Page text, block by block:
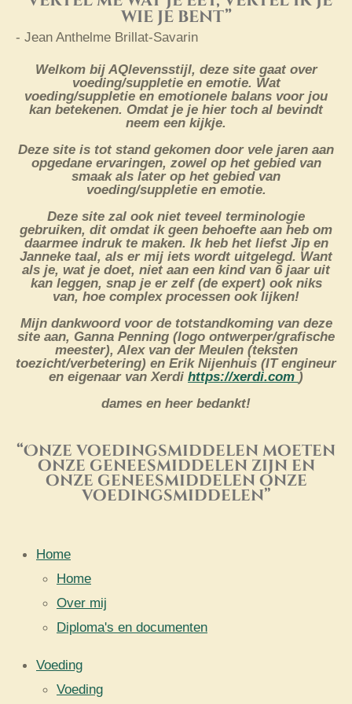
l
a
p
i
o
s
r
l
c
r
n
wie je bent”
- Jean Anthelme Brillat-Savarin
Welkom bij AQlevensstijl, deze site gaat over
voeding/suppletie en emotie. Wat
voeding/suppletie en emotionele balans voor jou
kan betekenen. Omdat je je hier toch al bevindt
neem een kijkje.
Deze site is tot stand gekomen door vele jaren aan
opgedane ervaringen, zowel op het gebied van
smaak als later op het gebied van
voeding/suppletie en emotie.
Deze site zal ook niet teveel terminologie
gebruiken, dit omdat ik geen behoefte aan heb om
daarmee indruk te maken. Ik heb het liefst Jip en
Janneke taal, als er mij iets wordt uitgelegd. Want
als je, wat je doet, niet aan een kind van 6 jaar uit
kan leggen, snap je er zelf (de expert) ook niks
van, hoe complex processen ook lijken!
Mijn dankwoord voor de totstandkoming van deze
site aan, Ganna Penning (logo ontwerper/grafische
meester), Alex van der Meulen (teksten
toezicht/verbetering) en Erik Nijenhuis (IT engineur
en eigenaar van Xerdi https://xerdi.com )
dames en heer bedankt!
“Onze voedingsmiddelen moeten
onze geneesmiddelen zijn en
onze geneesmiddelen onze
voedingsmiddelen”
Home
Home
Over mij
Diploma's en documenten
Voeding
Voeding